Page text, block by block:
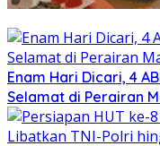
Enam Hari Dicari, 4
Selamat di Perairan